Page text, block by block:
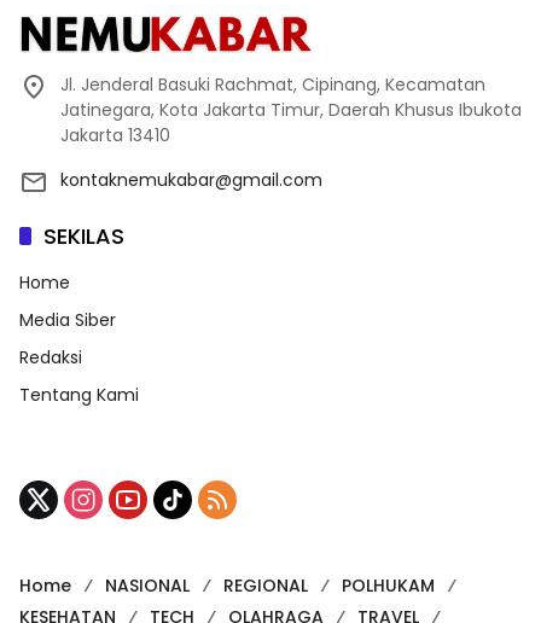
Jl. Jenderal Basuki Rachmat, Cipinang, Kecamatan
Jatinegara, Kota Jakarta Timur, Daerah Khusus Ibukota
Jakarta 13410
kontaknemukabar@gmail.com
SEKILAS
Home
Media Siber
Redaksi
Tentang Kami
Home NASIONAL REGIONAL
POLHUKAM
KESEHATAN
TECH OLAHRAGA TRAVEL